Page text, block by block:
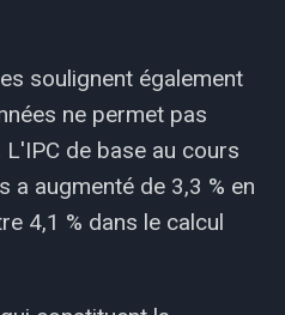
soulignent également
ne permet pas
L'IPC de base au cours
a augmenté de 3,3 % en
4,1 % dans le calcul